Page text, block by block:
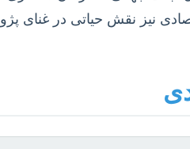
نیز نقش حیاتی در غنای